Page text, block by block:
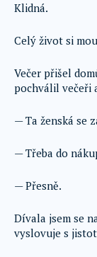
Klidná.
Celý život si
Večer přišel
pochválil večeři
— Ta ženská se
— Třeba do
— Přesně.
Dívala jsem se
vyslovuje s